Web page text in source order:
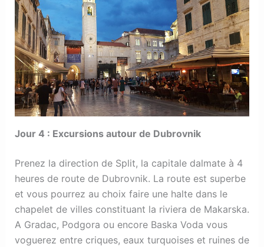
Jour 4 : Excursions autour de Dubrovnik
Prenez la direction de Split, la capitale dalmate à 4
heures de route de Dubrovnik. La route est superbe
et vous pourrez au choix faire une halte dans le
chapelet de villes constituant la riviera de Makarska.
A Gradac, Podgora ou encore Baska Voda vous
voguerez entre criques, eaux turquoises et ruines de